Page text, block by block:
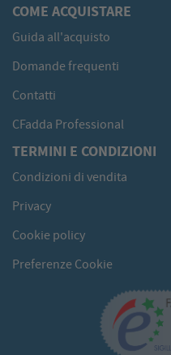
COME ACQUISTARE
Guida all'acquisto
Domande frequenti
Contatti
CFadda Professional
TERMINI E CONDIZIONI
Condizioni di vendita
Privacy
Cookie policy
Preferenze Cookie